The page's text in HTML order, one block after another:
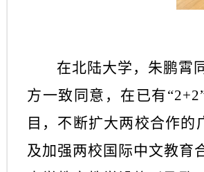
在北陆大学，朱鹏霄
方一致同意，在已有
目，不断扩大两校合作的
及加强两校国际中文教育